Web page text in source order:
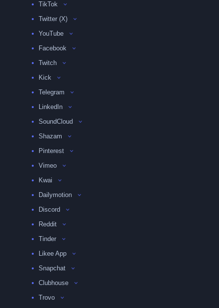
TikTok
Twitter (X)
YouTube
Facebook
Twitch
Kick
Telegram
LinkedIn
SoundCloud
Shazam
Pinterest
Vimeo
Kwai
Dailymotion
Discord
Reddit
Tinder
Likee App
Snapchat
Clubhouse
Trovo